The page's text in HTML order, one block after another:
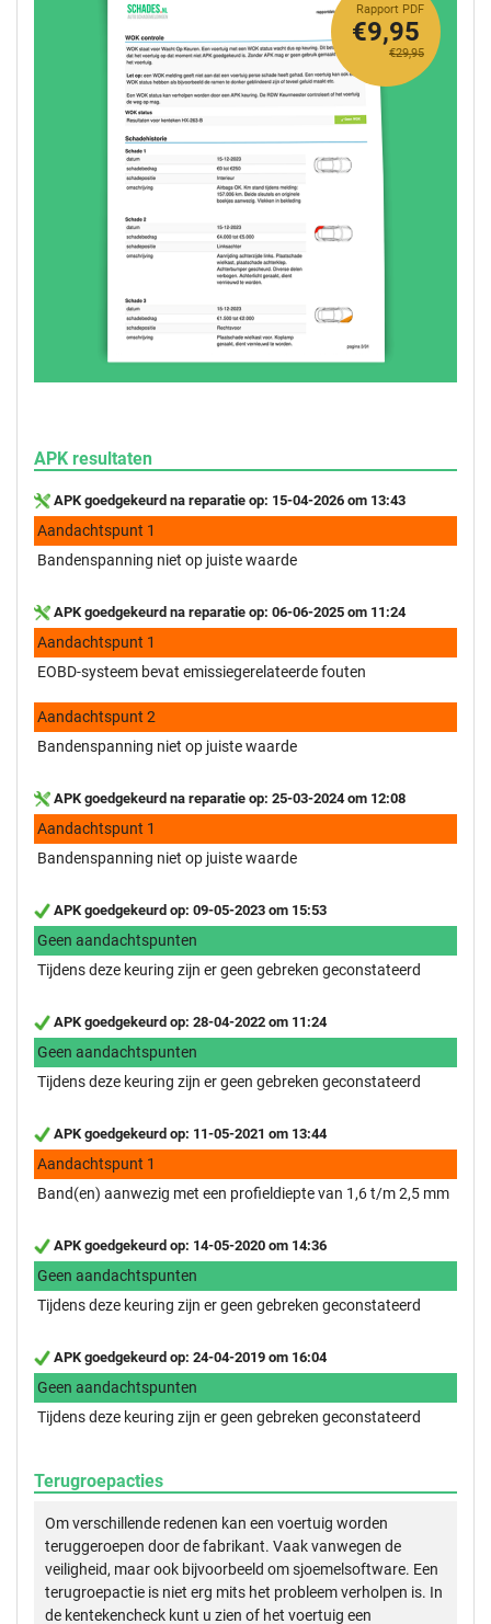
Rapport PDF
€29,95
€9,95
APK resultaten
APK goedgekeurd na reparatie op: 15-04-2026 om 13:43
Aandachtspunt 1
Bandenspanning niet op juiste waarde
APK goedgekeurd na reparatie op: 06-06-2025 om 11:24
Aandachtspunt 1
EOBD-systeem bevat emissiegerelateerde fouten
Aandachtspunt 2
Bandenspanning niet op juiste waarde
APK goedgekeurd na reparatie op: 25-03-2024 om 12:08
Aandachtspunt 1
Bandenspanning niet op juiste waarde
APK goedgekeurd op: 09-05-2023 om 15:53
Geen aandachtspunten
Tijdens deze keuring zijn er geen gebreken geconstateerd
APK goedgekeurd op: 28-04-2022 om 11:24
Geen aandachtspunten
Tijdens deze keuring zijn er geen gebreken geconstateerd
APK goedgekeurd op: 11-05-2021 om 13:44
Aandachtspunt 1
Band(en) aanwezig met een profieldiepte van 1,6 t/m 2,5 mm
APK goedgekeurd op: 14-05-2020 om 14:36
Geen aandachtspunten
Tijdens deze keuring zijn er geen gebreken geconstateerd
APK goedgekeurd op: 24-04-2019 om 16:04
Geen aandachtspunten
Tijdens deze keuring zijn er geen gebreken geconstateerd
Terugroepacties
Om verschillende redenen kan een voertuig worden
teruggeroepen door de fabrikant. Vaak vanwegen de
veiligheid, maar ook bijvoorbeeld om sjoemelsoftware. Een
terugroepactie is niet erg mits het probleem verholpen is. In
de kentekencheck kunt u zien of het voertuig een